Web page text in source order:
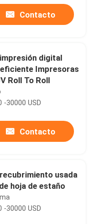
Contacto
digital
Impresoras
Roll To Roll
-30000 USD
Contacto
usada
hoja de estaño
-30000 USD